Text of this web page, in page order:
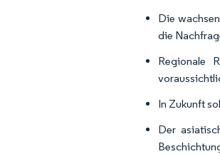
Die
die
Regionale
In Zukunft
Der